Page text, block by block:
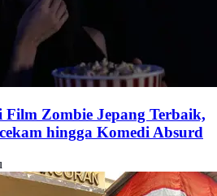
Film Zombie Jepang Terbaik,
hingga Komedi Absurd